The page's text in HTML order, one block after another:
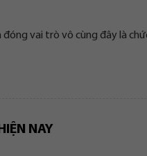
đóng vai trò vô cùng đây là
NAY